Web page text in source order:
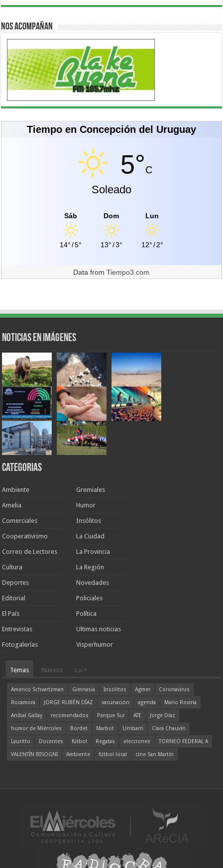
Nos acompañan
Tiempo en Concepción del Uruguay
5°C
Soleado
Sáb
14°/5°
Dom
13°/3°
Lun
12°/2°
Data fromTiempo3.com
Noticias en Imágenes
Categorias
Ambiente
Amelia
Comerciales
Cooperativismo
Correo de Lectores
Cultura
Deportes
Editorial
El País
Entrevistas
Fotogalerías
Gremiales
Humor
Insólitos
La Ciudad
La Provincia
La Región
Novedades
Policiales
Política
Ultimas noticias
Visperhumor
Temas Nuevos Lo +
Americo Schvartzman Gimnasia Insólitos Agmer
Coronavirus
Rocamora
JORGE RUBÉN DÍAZ vacunación agenda
Mario Rovina
Aníbal Gallay
recomendados Parque Sur ATE
Jorge Díaz
humor de Miércoles
Bordet Marbot Urribarri
Clara Chauvín
Lauritto
Docentes fútbol Regatas elecciones
TORNEO FEDERAL A
VALENTÍN BISOGNI
Ambiente fútbol local cine San Martín